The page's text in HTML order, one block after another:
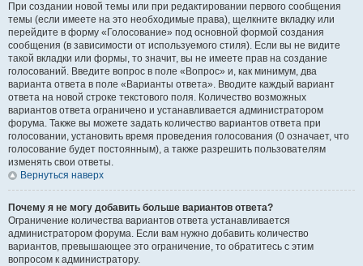
При создании новой темы или при редактировании первого сообщения
темы (если имеете на это необходимые права), щелкните вкладку или
перейдите в форму «Голосование» под основной формой создания
сообщения (в зависимости от используемого стиля). Если вы не видите
такой вкладки или формы, то значит, вы не имеете прав на создание
голосований. Введите вопрос в поле «Вопрос» и, как минимум, два
варианта ответа в поле «Варианты ответа». Вводите каждый вариант
ответа на новой строке текстового поля. Количество возможных
вариантов ответа ограничено и устанавливается администратором
форума. Также вы можете задать количество вариантов ответа при
голосовании, установить время проведения голосования (0 означает, что
голосование будет постоянным), а также разрешить пользователям
изменять свои ответы.
Вернуться наверх
Почему я не могу добавить больше вариантов ответа?
Ограничение количества вариантов ответа устанавливается
администратором форума. Если вам нужно добавить количество
вариантов, превышающее это ограничение, то обратитесь с этим
вопросом к администратору.